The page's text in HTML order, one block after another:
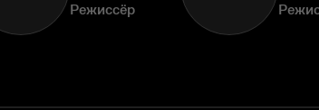
Режиссёр